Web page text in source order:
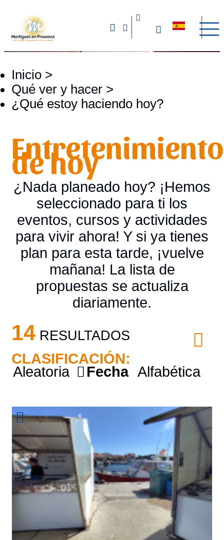
Inicio >
Qué ver y hacer >
¿Qué estoy haciendo hoy?
Entretenimiento
de hoy
¿Nada planeado hoy? ¡Hemos
seleccionado para ti los
eventos, cursos y actividades
para vivir ahora! Y si ya tienes
plan para esta tarde, ¡vuelve
mañana! La lista de
propuestas se actualiza
diariamente.
14 RESULTADOS
CLASIFICACIÓN:
Aleatoria
Fecha Alfabética